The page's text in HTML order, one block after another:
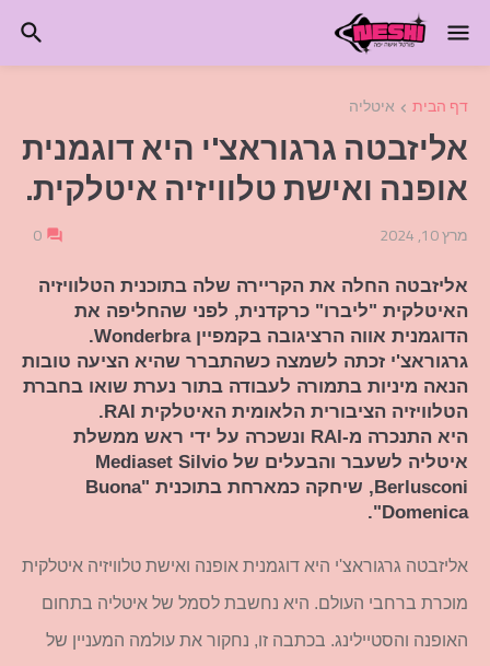
דף הבית איטליה
אליזבטה גרגוראצ'י היא דוגמנית
אופנה ואישת טלוויזיה איטלקית.
מרץ 10, 2024 0
אליזבטה החלה את הקריירה שלה בתוכנית הטלוויזיה
האיטלקית "ליברו" כרקדנית, לפני שהחליפה את
הדוגמנית אווה הרציגובה בקמפיין Wonderbra.
גרגוראצ'י זכתה לשמצה כשהתברר שהיא הציעה טובות
הנאה מיניות בתמורה לעבודה בתור נערת שואו בחברת
הטלוויזיה הציבורית הלאומית האיטלקית RAI.
היא התנכרה מ-RAI ונשכרה על ידי ראש ממשלת
איטליה לשעבר והבעלים של Mediaset Silvio
Berlusconi, שיחקה כמארחת בתוכנית "Buona
Domenica".
אליזבטה גרגוראצ'י היא דוגמנית אופנה ואישת טלוויזיה איטלקית
מוכרת ברחבי העולם. היא נחשבת לסמל של איטליה בתחום
האופנה והסטיילינג. בכתבה זו, נחקור את עולמה המעניין של